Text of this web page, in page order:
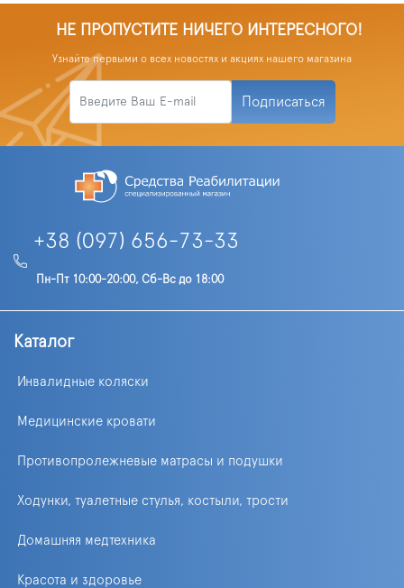
НЕ ПРОПУСТИТЕ НИЧЕГО ИНТЕРЕСНОГО!
Узнайте первыми о всех новостях и акциях нашего магазина
Подписаться
+38 (097) 656-73-33
Пн-Пт 10:00-20:00, Сб-Вс до 18:00
Каталог
Инвалидные коляски
Медицинские кровати
Противопролежневые матрасы и подушки
Ходунки, туалетные стулья, костыли, трости
Домашняя медтехника
Красота и здоровье